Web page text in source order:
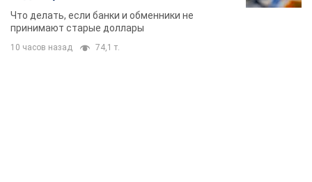
банки такие купюры
Что делать, если банки и обменники не
принимают старые доллары
10 часов назад 74,1 т.